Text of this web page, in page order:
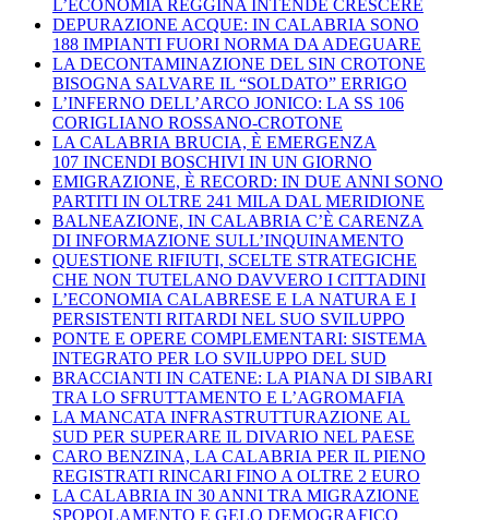
L’ECONOMIA REGGINA INTENDE CRESCERE
DEPURAZIONE ACQUE: IN CALABRIA SONO
188 IMPIANTI FUORI NORMA DA ADEGUARE
LA DECONTAMINAZIONE DEL SIN CROTONE
BISOGNA SALVARE IL “SOLDATO” ERRIGO
L’INFERNO DELL’ARCO JONICO: LA SS 106
CORIGLIANO ROSSANO-CROTONE
LA CALABRIA BRUCIA, È EMERGENZA
107 INCENDI BOSCHIVI IN UN GIORNO
EMIGRAZIONE, È RECORD: IN DUE ANNI SONO
PARTITI IN OLTRE 241 MILA DAL MERIDIONE
BALNEAZIONE, IN CALABRIA C’È CARENZA
DI INFORMAZIONE SULL’INQUINAMENTO
QUESTIONE RIFIUTI, SCELTE STRATEGICHE
CHE NON TUTELANO DAVVERO I CITTADINI
L’ECONOMIA CALABRESE E LA NATURA E I
PERSISTENTI RITARDI NEL SUO SVILUPPO
PONTE E OPERE COMPLEMENTARI: SISTEMA
INTEGRATO PER LO SVILUPPO DEL SUD
BRACCIANTI IN CATENE: LA PIANA DI SIBARI
TRA LO SFRUTTAMENTO E L’AGROMAFIA
LA MANCATA INFRASTRUTTURAZIONE AL
SUD PER SUPERARE IL DIVARIO NEL PAESE
CARO BENZINA, LA CALABRIA PER IL PIENO
REGISTRATI RINCARI FINO A OLTRE 2 EURO
LA CALABRIA IN 30 ANNI TRA MIGRAZIONE
SPOPOLAMENTO E GELO DEMOGRAFICO